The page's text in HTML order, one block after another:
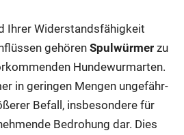
Ihrer Wider­stands­fä­hig­keit
gehö­ren Spul­wür­mer zu
Hun­de­wurm­ar­ten.
in gerin­gen Men­gen unge­fähr­
Befall, ins­be­son­de­re für
Bedro­hung dar. Dies